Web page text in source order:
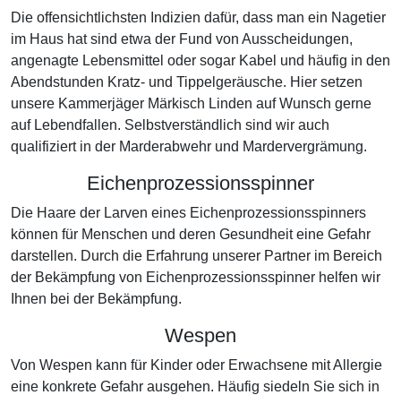
Die offensichtlichsten Indizien dafür, dass man ein Nagetier
im Haus hat sind etwa der Fund von Ausscheidungen,
angenagte Lebensmittel oder sogar Kabel und häufig in den
Abendstunden Kratz- und Tippelgeräusche. Hier setzen
unsere Kammerjäger Märkisch Linden auf Wunsch gerne
auf Lebendfallen. Selbstverständlich sind wir auch
qualifiziert in der Marderabwehr und Mardervergrämung.
Eichenprozessionsspinner
Die Haare der Larven eines Eichenprozessionsspinners
können für Menschen und deren Gesundheit eine Gefahr
darstellen. Durch die Erfahrung unserer Partner im Bereich
der Bekämpfung von Eichenprozessionsspinner helfen wir
Ihnen bei der Bekämpfung.
Wespen
Von Wespen kann für Kinder oder Erwachsene mit Allergie
eine konkrete Gefahr ausgehen. Häufig siedeln Sie sich in